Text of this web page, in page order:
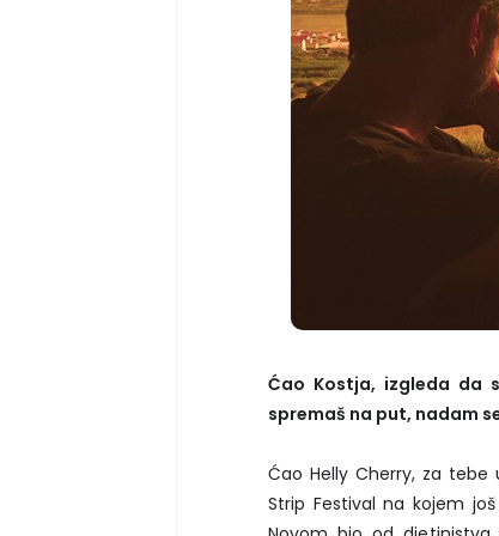
Ćao Kostja, izgleda da
spremaš na put, nadam
Ćao Helly Cherry, za
Strip Festival na kojem